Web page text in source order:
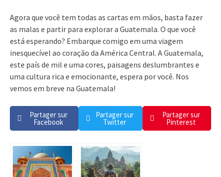
Agora que você tem todas as cartas em mãos, basta fazer
as malas e partir para explorar a Guatemala. O que você
está esperando? Embarque comigo em uma viagem
inesquecível ao coração da América Central. A Guatemala,
este país de mil e uma cores, paisagens deslumbrantes e
uma cultura rica e emocionante, espera por você. Nos
vemos em breve na Guatemala!
Partager sur
Facebook
Partager sur
Twitter
Partager sur
Pinterest